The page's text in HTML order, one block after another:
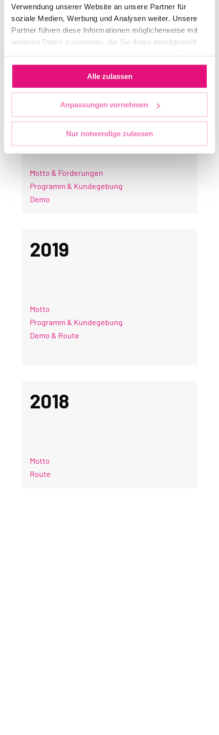
Verwendung unserer Website an unsere Partner für
soziale Medien, Werbung und Analysen weiter. Unsere
Partner führen diese Informationen möglicherweise mit
weiteren Daten zusammen, die Sie ihnen bereitgestellt
gesammelt haben.
Alle zulassen
Anpassungen vornehmen
Nur notwendige zulassen
Bilder
2020
Motto & Forderungen
Programm & Kundegebung
Demo
2019
Motto
Programm & Kundegebung
Demo & Route
2018
Motto
Route